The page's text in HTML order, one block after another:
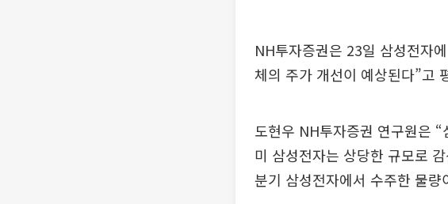
NH투자증권은 23일 삼성전자
체의 주가 개선이 예상된다”고
도현우 NH투자증권 연구원은
미 삼성전자는 상당한 규모로
분기 삼성전자에서 수주한 물